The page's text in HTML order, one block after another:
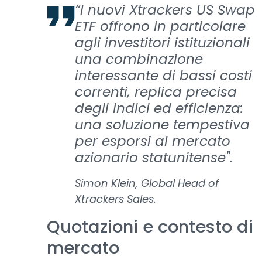
“I nuovi Xtrackers US Swap
ETF offrono in particolare
agli investitori istituzionali
una combinazione
interessante di bassi costi
correnti, replica precisa
degli indici ed efficienza:
una soluzione tempestiva
per esporsi al mercato
azionario statunitense".
Simon Klein, Global Head of
Xtrackers Sales.
Quotazioni e contesto di
mercato